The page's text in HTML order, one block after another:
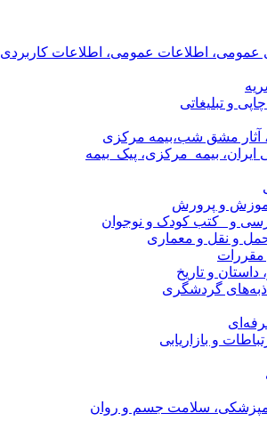
عمومی، اطلاعات عمومی، اطلاعات کاربردی
و تبلیغاتی
آثار مشق شب،بیمه مرکزی
بیمه_مرکزی، پیک_بیمه
و پرورش
و _کتب کودک و نوجوان
و نقل و معماری
مقررات
داستان و تاریخ
گردشگری
و بازاریابی
سلامت جسم و روان